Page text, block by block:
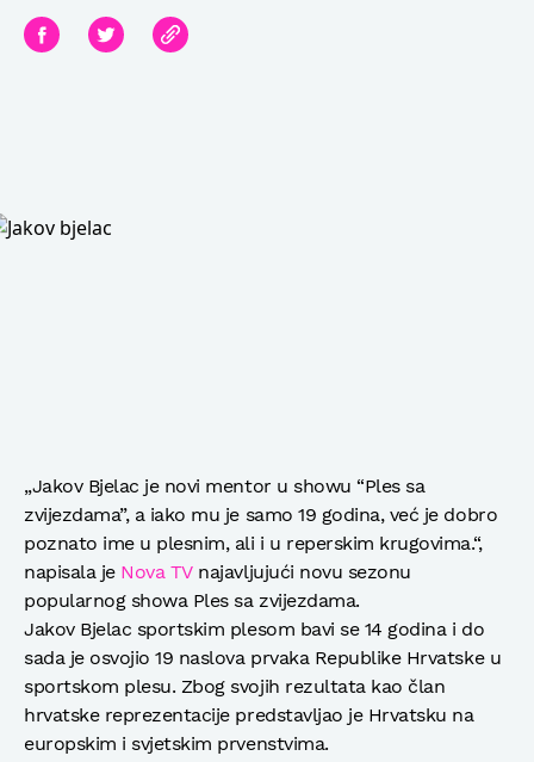
„Jakov Bjelac je novi mentor u showu “Ples sa
zvijezdama”, a iako mu je samo 19 godina, već je dobro
poznato ime u plesnim, ali i u reperskim krugovima.“,
napisala je Nova TVnajavljujući novu sezonu
popularnog showa Ples sa zvijezdama.
Jakov Bjelac sportskim plesom bavi se 14 godina i do
sada je osvojio 19 naslova prvaka Republike Hrvatske u
sportskom plesu. Zbog svojih rezultata kao član
hrvatske reprezentacije predstavljao je Hrvatsku na
europskim i svjetskim prvenstvima.